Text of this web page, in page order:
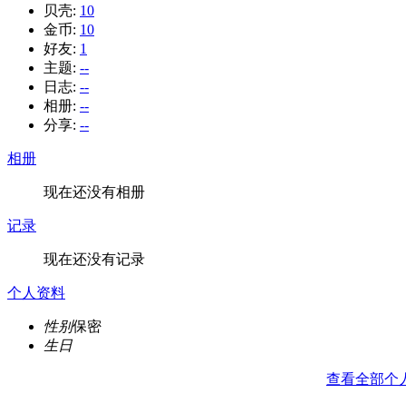
贝壳: 10
金币: 10
好友: 1
主题: --
日志: --
相册: --
分享: --
相册
现在还没有相册
记录
现在还没有记录
个人资料
性别保密
生日
查看全部个